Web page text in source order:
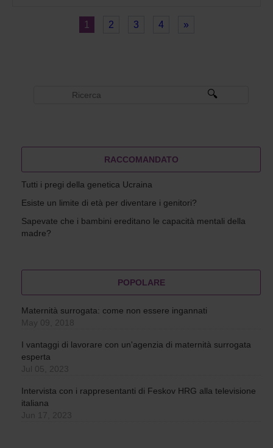
1 2 3 4 »
RACCOMANDATO
Tutti i pregi della genetica Ucraina
Esiste un limite di età per diventare i genitori?
Sapevate che i bambini ereditano le capacità mentali della
madre?
POPOLARE
Maternità surrogata: come non essere ingannati
May 09, 2018
I vantaggi di lavorare con un'agenzia di maternità surrogata
esperta
Jul 05, 2023
Intervista con i rappresentanti di Feskov HRG alla televisione
italiana
Jun 17, 2023